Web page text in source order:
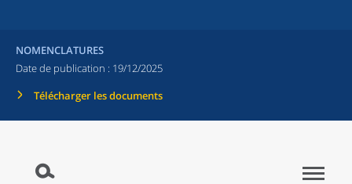
NOMENCLATURES
Date de publication : 19/12/2025
Télécharger les documents